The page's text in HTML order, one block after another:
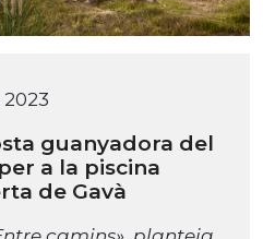
guanyadora del
a la piscina
de Gavà